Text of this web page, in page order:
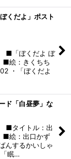
くだよ」ポスト
■「ぼくだよ ぼ
■絵：きくちち
・「ぼくだよ
ド「白昼夢」な
■タイトル：出
■絵：出口かず
んするかいしゃ
眠…